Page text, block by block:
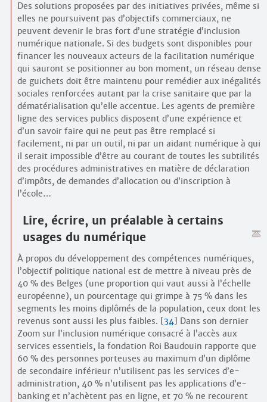
Des solutions proposées par des initiatives privées, même si
elles ne poursuivent pas d’objectifs commerciaux, ne
peuvent devenir le bras fort d’une stratégie d’inclusion
numérique nationale. Si des budgets sont disponibles pour
financer les nouveaux acteurs de la facilitation numérique
qui sauront se positionner au bon moment, un réseau dense
de guichets doit être maintenu pour remédier aux inégalités
sociales renforcées autant par la crise sanitaire que par la
dématérialisation qu’elle accentue. Les agents de première
ligne des services publics disposent d’une expérience et
d’un savoir faire qui ne peut pas être remplacé si
facilement, ni par un outil, ni par un aidant numérique à qui
il serait impossible d’être au courant de toutes les subtilités
des procédures administratives en matière de déclaration
d’impôts, de demandes d’allocation ou d’inscription à
l’école…
Lire, écrire, un préalable à certains
usages du numérique
À propos du développement des compétences numériques,
l’objectif politique national est de mettre à niveau près de
40 % des Belges (une proportion qui vaut aussi à l’échelle
européenne), un pourcentage qui grimpe à 75 % dans les
segments les moins diplômés de la population, ceux dont les
revenus sont aussi les plus faibles. [34] Dans son dernier
Zoom sur l’inclusion numérique consacré à l’accès aux
services essentiels, la fondation Roi Baudouin rapporte que
60 % des personnes porteuses au maximum d’un diplôme
de secondaire inférieur n’utilisent pas les services d’e-
administration, 40 % n’utilisent pas les applications d’e-
banking et n’achètent pas en ligne, et 70 % ne recourent